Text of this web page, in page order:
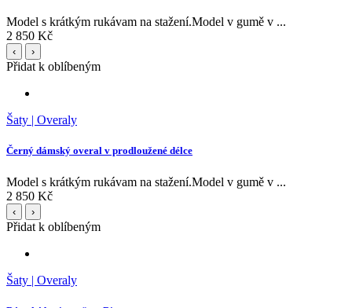
Model s krátkým rukávam na stažení.Model v gumě v ...
2 850 Kč
‹ ›
Přidat k oblíbeným
Šaty | Overaly
Černý dámský overal v prodloužené délce
Model s krátkým rukávam na stažení.Model v gumě v ...
2 850 Kč
‹ ›
Přidat k oblíbeným
Šaty | Overaly